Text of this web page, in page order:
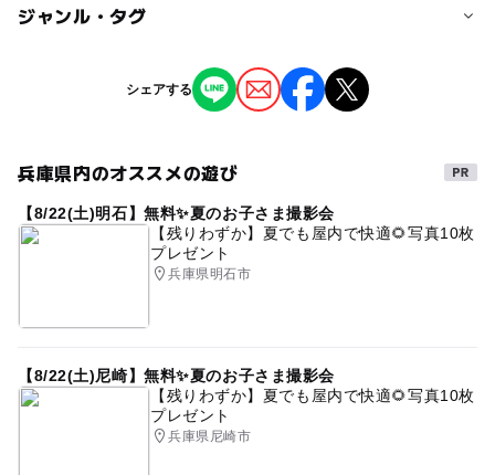
定員に達しない場合は追加募集を行います
予約/応募
予約はこちらから
子供の料金
ジャンル・タグ
タグ
外遊び 自然と触れ合う のびのびできる
お友達と参加可
シェアする
兵庫県内のオススメの遊び
【8/22(土)明石】無料✨夏のお子さま撮影会
【残りわずか】夏でも屋内で快適🌻写真10枚
プレゼント
兵庫県明石市
【8/22(土)尼崎】無料✨夏のお子さま撮影会
【残りわずか】夏でも屋内で快適🌻写真10枚
プレゼント
兵庫県尼崎市